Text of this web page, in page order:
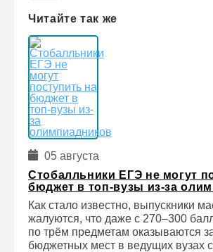
Читайте так же
05 августа
Стобалльники ЕГЭ не могут
бюджет в топ-вузы из-за
Как стало известно, выпускники
жалуются, что даже с 270–300
по трём предметам оказываются
бюджетных мест в ведущих вузах